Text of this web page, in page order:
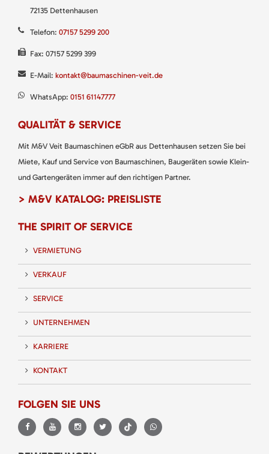
72135 Dettenhausen
Telefon: 07157 5299 200
Fax: 07157 5299 399
E-Mail: kontakt@baumaschinen-veit.de
WhatsApp: 0151 61147777
QUALITÄT & SERVICE
Mit M&V Veit Baumaschinen eGbR aus Dettenhausen setzen Sie bei
Miete, Kauf und Service von Baumaschinen, Baugeräten sowie Klein-
und Gartengeräten immer auf den richtigen Partner.
> M&V KATALOG: PREISLISTE
THE SPIRIT OF SERVICE
VERMIETUNG
VERKAUF
SERVICE
UNTERNEHMEN
KARRIERE
KONTAKT
FOLGEN SIE UNS